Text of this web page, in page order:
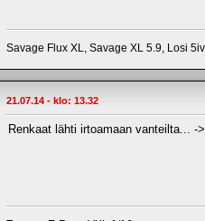
Savage Flux XL, Savage XL 5.9, Losi
21.07.14 - klo: 13.32
Renkaat lähti irtoamaan vanteilta...